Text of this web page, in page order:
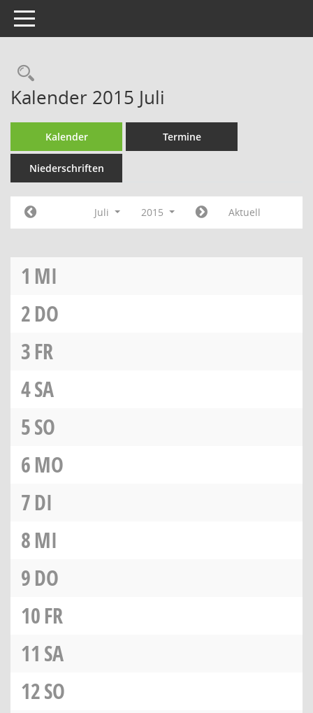
Toggle navigation
Rechercheauswahl
Kalender 2015 Juli
Kalender Termine
Niederschriften
Juli 2015 Aktuell
1 MI
2DO
3FR
4SA
5SO
6MO
7DI
8MI
9DO
10FR
11 SA
12SO